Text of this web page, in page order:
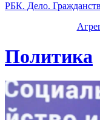
РБК. Дело.
Политика